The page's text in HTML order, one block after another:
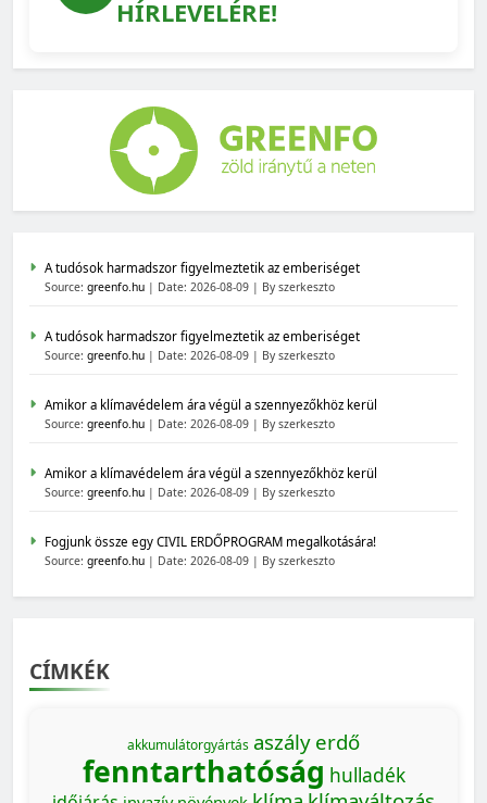
HÍRLEVELÉRE!
A tudósok harmadszor figyelmeztetik az emberiséget
Source: greenfo.hu Date: 2026-08-09 By szerkeszto
A tudósok harmadszor figyelmeztetik az emberiséget
Source: greenfo.hu Date: 2026-08-09 By szerkeszto
Amikor a klímavédelem ára végül a szennyezőkhöz kerül
Source: greenfo.hu Date: 2026-08-09 By szerkeszto
Amikor a klímavédelem ára végül a szennyezőkhöz kerül
Source: greenfo.hu Date: 2026-08-09 By szerkeszto
Fogjunk össze egy CIVIL ERDŐPROGRAM megalkotására!
Source: greenfo.hu Date: 2026-08-09 By szerkeszto
CÍMKÉK
akkumulátorgyártás aszály erdő
fenntarthatóság hulladék